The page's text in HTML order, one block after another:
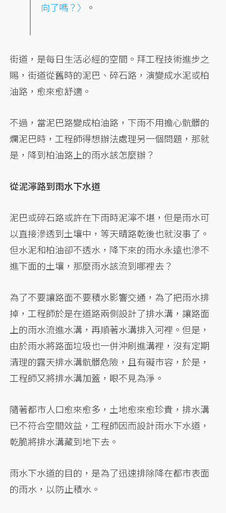
向了嗎？〉
。
街道，是每日生活必經的空間。拜工程技術進步之
賜，街道從舊時的泥巴、碎石路，演變成水泥或柏
油路，愈來愈舒適。
不過，當泥巴路變成柏油路，下雨不用擔心骯髒的
爛泥巴時，工程師得想辦法處理另一個問題，那就
是，降到柏油路上的雨水該怎麼辦？
從泥濘路到雨水下水道
泥巴或碎石路或許在下雨時泥濘不堪，但是雨水可
以直接滲透到土壤中，等天晴路乾後也就沒事了。
但水泥和柏油卻不透水，降下來的雨水永遠也滲不
進下面的土壤，那麼雨水該流到哪裡去？
為了不要讓路面不要積水影響交通，為了把雨水排
掉，工程師於是在道路兩側設計了排水溝，讓路面
上的雨水流進水溝，再順著水溝排入河裡。但是，
由於雨水將路面垃圾也一併沖刷進溝裡，沒有定期
清理的露天排水溝骯髒危險，且有礙市容，於是，
工程師又將排水溝加蓋，眼不見為淨。
隨著都市人口愈來愈多，土地愈來愈珍貴，排水溝
已不符合空間效益，工程師因而設計雨水下水道，
乾脆將排水溝藏到地下去。
雨水下水道的目的，是為了迅速排除降在都市表面
的雨水，以防止積水。